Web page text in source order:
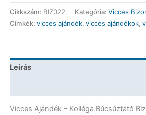
-
Kolléga
Búcsúztató
Vicces
Cikkszám: BIZ022 Kategória: Vicces
Címkék: vicces ajándék, vicces ajándékok,
Leírás
Vicces Ajándék – Kolléga Búcsúztató